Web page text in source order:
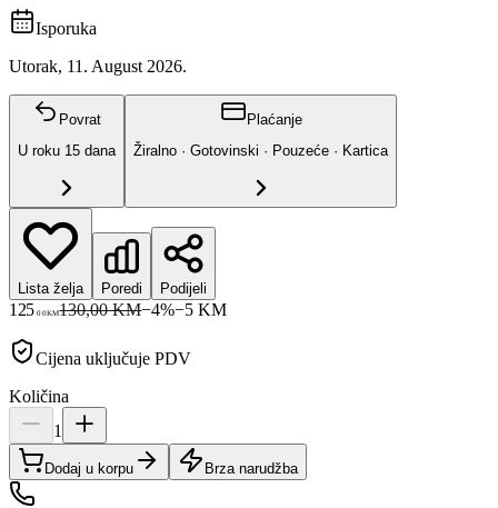
Isporuka
Utorak, 11. August 2026.
Povrat
U roku 15 dana
Plaćanje
Žiralno · Gotovinski · Pouzeće · Kartica
Lista želja Poredi Podijeli
125 00KM130,00 KM−4%−5 KM
Cijena uključuje PDV
Količina
1
Dodaj u korpu Brza narudžba